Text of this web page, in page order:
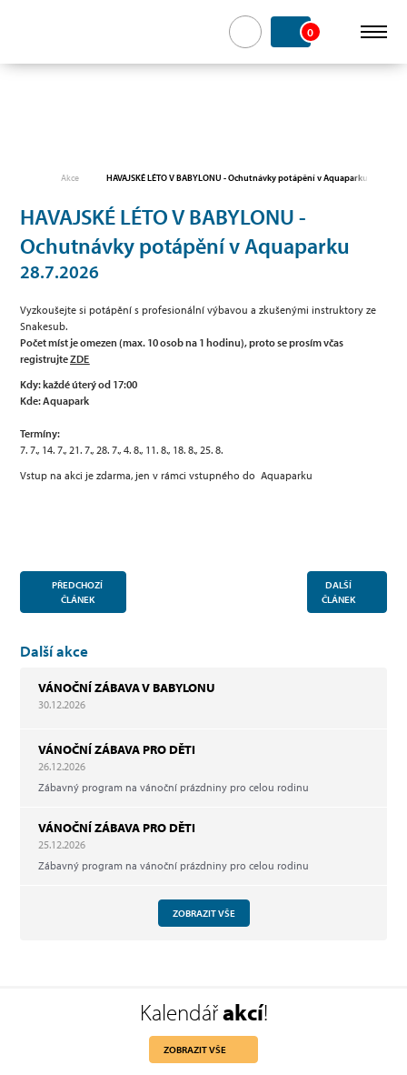
0
Akce HAVAJSKÉ LÉTO V BABYLONU - Ochutnávky potápění v Aquaparku
HAVAJSKÉ LÉTO V BABYLONU -
Ochutnávky potápění v Aquaparku
28.7.2026
Vyzkoušejte si potápění s profesionální výbavou a zkušenými instruktoryze
Snakesub.
Počet míst je omezen (max. 10 osob na 1 hodinu), proto se prosím včas
registrujteZDE
Kdy: každé úterý od 17:00
Kde: Aquapark
Termíny:
7. 7., 14. 7., 21. 7., 28. 7., 4. 8., 11. 8., 18. 8., 25. 8.
Vstup na akci je zdarma, jen v rámci vstupného do Aquaparku
DALŠÍ
ČLÁNEK
PŘEDCHOZÍ
ČLÁNEK
Další akce
VÁNOČNÍ ZÁBAVA V BABYLONU
30.12.2026
VÁNOČNÍ ZÁBAVA PRO DĚTI
26.12.2026
Zábavný program na vánoční prázdniny pro celou rodinu
VÁNOČNÍ ZÁBAVA PRO DĚTI
25.12.2026
Zábavný program na vánoční prázdniny pro celou rodinu
ZOBRAZIT VŠE
Kalendářakcí!
ZOBRAZIT VŠE